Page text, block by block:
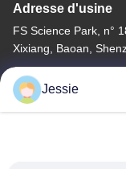
Adresse d'usine
FS Science Park, n°
Xixiang, Baoan,
Téléphone
86-0755-22300563
Jessie